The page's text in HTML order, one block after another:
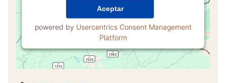
Aceptar
powered by Usercentrics Consent Management
Platform